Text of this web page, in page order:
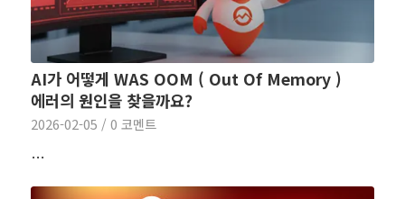
AI가 어떻게 WAS OOM ( Out Of Memory )
에러의 원인을 찾을까요?
2026-02-05 / 0 코멘트
…